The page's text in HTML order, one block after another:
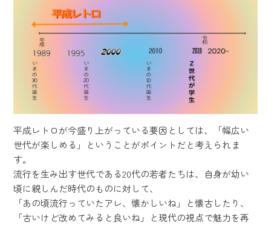
平成レトロが今盛り上がっている要因としては、「幅広い
世代が楽しめる」ということがポイントだと考えられま
す。
流行を生み出す世代である20代の若者たちは、自身が幼い
頃に親しんだ時代のものに対して、
「あの頃流行っていたアレ、懐かしいね」と懐古したり、
「古いけど改めてみると良いね」と現代の視点で魅力を再